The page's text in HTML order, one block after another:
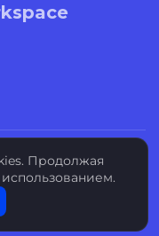
. Продолжая